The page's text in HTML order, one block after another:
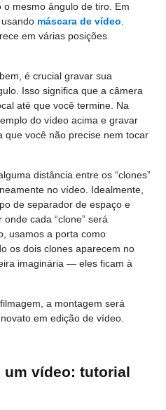
mesmo ângulo de tiro. Em
máscara de vídeo
em várias posições
é crucial gravar sua
Isso significa que a câmera
até que você termine. Na
do vídeo acima e gravar
que você não precise nem tocar
distância entre os “clones”
no vídeo. Idealmente,
de separador de espaço e
cada “clone” será
usamos a porta como
os dois clones aparecem no
imaginária — eles ficam à
a montagem será
em edição de vídeo.
um vídeo: tutorial